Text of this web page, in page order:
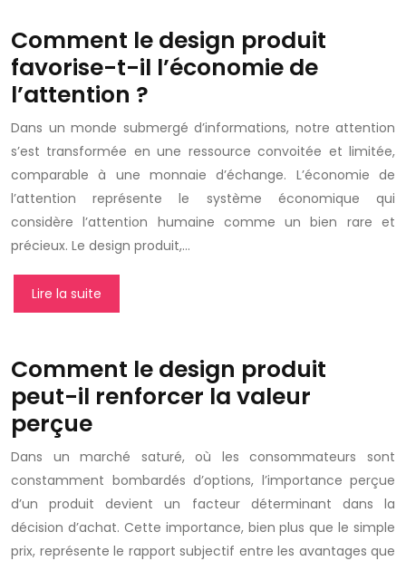
Comment le design produit
favorise-t-il l’économie de
l’attention ?
Dans un monde submergé d’informations, notre attention
s’est transformée en une ressource convoitée et limitée,
comparable à une monnaie d’échange. L’économie de
l’attention représente le système économique qui
considère l’attention humaine comme un bien rare et
précieux. Le design produit,…
Lire la suite
Comment le design produit
peut-il renforcer la valeur
perçue
Dans un marché saturé, où les consommateurs sont
constamment bombardés d’options, l’importance perçue
d’un produit devient un facteur déterminant dans la
décision d’achat. Cette importance, bien plus que le simple
prix, représente le rapport subjectif entre les avantages que